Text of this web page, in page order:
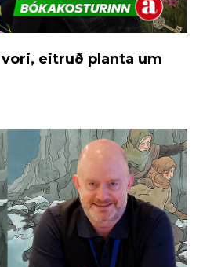
eitruð planta um